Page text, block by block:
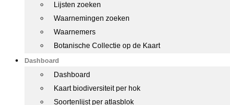
Lijsten zoeken
Waarnemingen zoeken
Waarnemers
Botanische Collectie op de Kaart
Dashboard
Dashboard
Kaart biodiversiteit per hok
Soortenlijst per atlasblok